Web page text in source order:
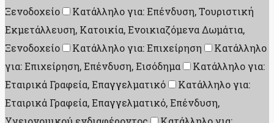
Ξενοδοχείο
Κατάλληλο για: Επένδυση, Τουριστική
Εκμετάλλευση, Κατοικία, Ενοικιαζόμενα Δωμάτια,
Ξενοδοχείο
Κατάλληλο για: Επιχείρηση
Κατάλληλο
για: Επιχείρηση, Επένδυση, Εισόδημα
Κατάλληλο για:
Εταιρικά Γραφεία, Επαγγελματικό
Κατάλληλο για:
Εταιρικά Γραφεία, Επαγγελματικό, Επένδυση,